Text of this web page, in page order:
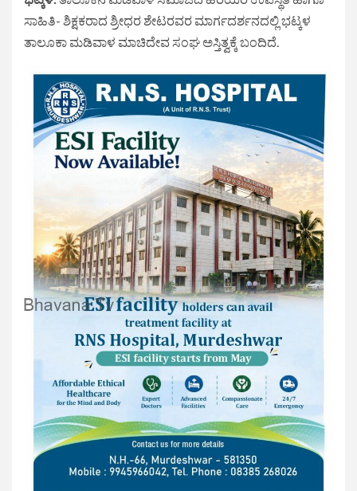
ಸಾಹಿತಿ- ಶಿಕ್ಷಕರಾದ ಶ್ರೀಧರ ಶೇಟರವರ ಮಾರ್ಗದರ್ಶನದಲ್ಲಿ ಭಟ್ಕಳ
ತಾಲೂಕಾ ಮಡಿವಾಳ ಮಾಚಿದೇವ ಸಂಘ ಅಸ್ತಿತ್ವಕ್ಕೆ ಬಂದಿದೆ.